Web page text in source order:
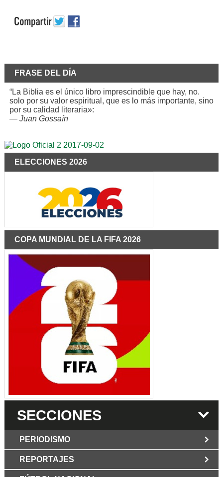
FRASE DEL DÍA
“La Biblia es el único libro imprescindible que hay, no.
solo por su valor espiritual, que es lo más importante, sino
por su calidad literaria»:
— Juan Gossaín
ELECCIONES 2026
COPA MUNDIAL DE LA FIFA 2026
SECCIONES
PERIODISMO
REPORTAJES